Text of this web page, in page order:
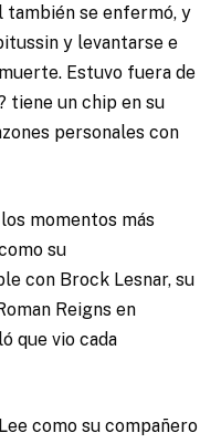
también se enfermó, y
y levantarse e
Estuvo fuera de
tiene un chip en su
personales con
momentos más
su
con Brock Lesnar, su
Reigns en
que vio cada
como su compañero